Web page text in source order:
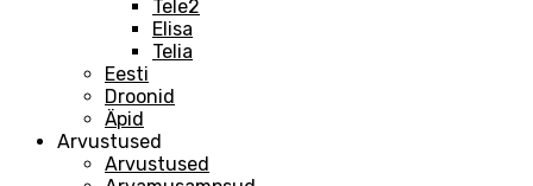
Tele2
Elisa
Telia
Eesti
Droonid
Äpid
Arvustused
Arvustused